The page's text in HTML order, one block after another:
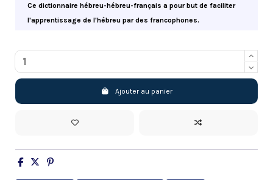
Ce dictionnaire hébreu-hébreu-français a pour but de faciliter
l'apprentissage de l'hébreu par des francophones.
Ajouter au panier